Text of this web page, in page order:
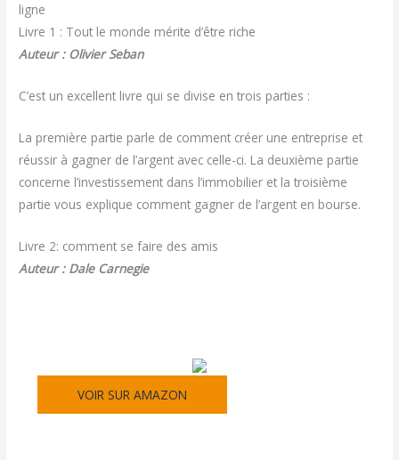
ligne
Livre 1 : Tout le monde mérite d’être riche
Auteur : Olivier Seban
C’est un excellent livre qui se divise en trois parties :
La première partie parle de comment créer une entreprise et
réussir à gagner de l’argent avec celle-ci. La deuxième partie
concerne l’investissement dans l’immobilier et la troisième
partie vous explique comment gagner de l’argent en bourse.
Livre 2: comment se faire des amis
Auteur : Dale Carnegie
VOIR SUR AMAZON